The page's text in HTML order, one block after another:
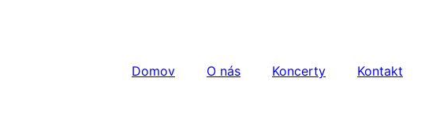
Domov O nás Koncerty Kontakt